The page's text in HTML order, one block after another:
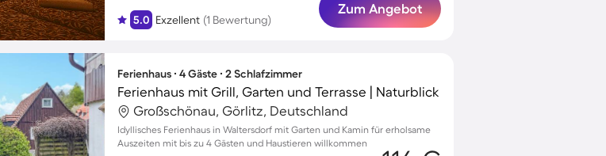
5.0 Exzellent (1 Bewertung)
Zum Angebot
Ferienhaus ∙ 4 Gäste ∙ 2 Schlafzimmer
Ferienhaus mit Grill, Garten und Terrasse | Naturblick
Großschönau, Görlitz, Deutschland
Idyllisches Ferienhaus in Waltersdorf mit Garten und Kamin für erholsame
Auszeiten mit bis zu 4 Gästen und Haustieren willkommen